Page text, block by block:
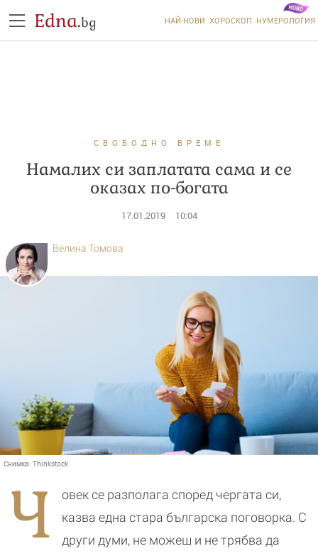
Edna.bg НАЙ-НОВИ ХОРОСКОП НУМЕРОЛОГИЯ
СВОБОДНО ВРЕМЕ
Намалих си заплатата сама и се
оказах по-богата
17.01.2019 10:04
Снимка: Thinkstock
Велина Томова
Ч
овек се разполага според чергата си,
казва една стара българска поговорка. С
други думи, не можеш и не трябва да